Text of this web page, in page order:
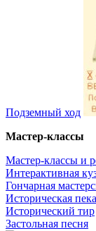
Подземный ход
Мастер-классы
Мастер-классы и
Интерактивная
Гончарная
Историческая
Исторический тир
Застольная песня